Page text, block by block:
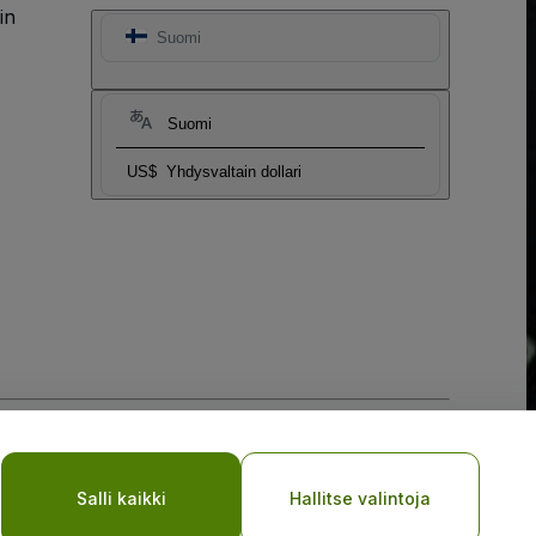
Suomi
Suomi
US$ Yhdysvaltain dollari
Salli kaikki Hallitse valintoja